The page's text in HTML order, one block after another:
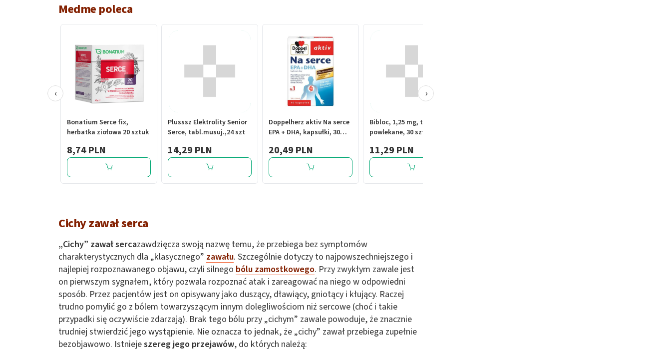
Medme poleca
Bonatium Serce fix,
herbatka ziołowa 20 sztuk
8,74 PLN
Plusssz Elektrolity Senior
Serce, tabl.musuj.,24 szt
14,29 PLN
Doppelherz aktiv Na serce
EPA + DHA, kapsułki, 30
20,49 PLN
Bibloc, 1,25 mg, tabletki
powlekane, 30 szt.
11,29 PLN
‹ ›
Cichy zawał serca
„Cichy” zawał sercazawdzięcza swoją nazwę temu, że przebiega bez symptomów
charakterystycznych dla „klasycznego” zawału. Szczególnie dotyczy to najpowszechniejszego i
najlepiej rozpoznawanego objawu, czyli silnego bólu zamostkowego. Przy zwykłym zawale jest
on pierwszym sygnałem, który pozwala rozpoznać atak i zareagować na niego w odpowiedni
sposób. Przez pacjentów jest on opisywany jako duszący, dławiący, gniotący i kłujący. Raczej
trudno pomylić go z bólem towarzyszącym innym dolegliwościom niż sercowe (choć i takie
przypadki się oczywiście zdarzają). Brak tego bólu przy „cichym” zawale powoduje, że znacznie
trudniej stwierdzić jego wystąpienie. Nie oznacza to jednak, że „cichy” zawał przebiega zupełnie
bezobjawowo. Istniejeszereg jego przejawów, do których należą: